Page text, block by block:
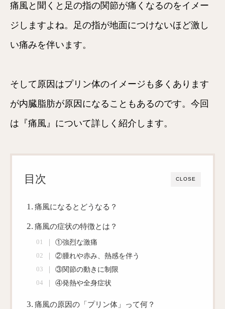
痛風と聞くと足の指の関節が痛くなるのをイメー
ジしますよね。足の指が地面につけないほど激し
い痛みを伴います。
そして原因はプリン体のイメージも多くあります
が内臓脂肪が原因になることもあるのです。今回
は『痛風』について詳しく紹介します。
CLOSE
目次
痛風になるとどうなる？
痛風の症状の特徴とは？
①強烈な激痛
②腫れや赤み、熱感を伴う
③関節の動きに制限
④発熱や全身症状
痛風の原因の「プリン体」って何？